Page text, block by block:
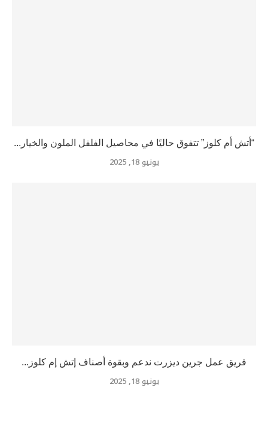
“أتش أم كلوز” تتفوق حاليًا في محاصيل الفلفل الملون والخيار...
يونيو 18, 2025
فريق عمل جرين ديزرت ندعم وبقوة أصناف إتش إم كلوز...
يونيو 18, 2025